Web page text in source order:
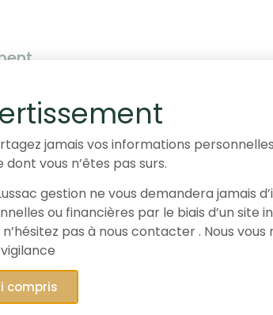
est diffusé à des fins
conseil en investissement, une offre de
données, informations, performances
de publication et sont susceptibles
Gestion, fournit une information sur les
dans la valeur présentée pour
performances réalisées par le
des différents produits.Elles ne sont
comporte des risques de
d’investissement et
Pour toute information complémentaire,
jamais vos informations
dont vous n’êtes pas surs.
gestion ne vous demandera jamais
ou financières par le biais d’un site
pas à nous contacter . Nous
compris